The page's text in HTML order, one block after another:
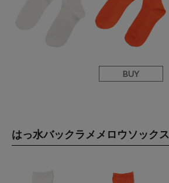
BUY
はっ水バックラメメロウソックス